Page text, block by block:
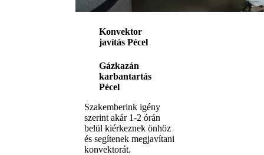
Konvektor
javítás Pécel
Gázkazán
karbantartás
Pécel
Szakemberink igény
szerint akár 1-2 órán
belül kiérkeznek önhöz
és segítenek megjavítani
konvektorát.